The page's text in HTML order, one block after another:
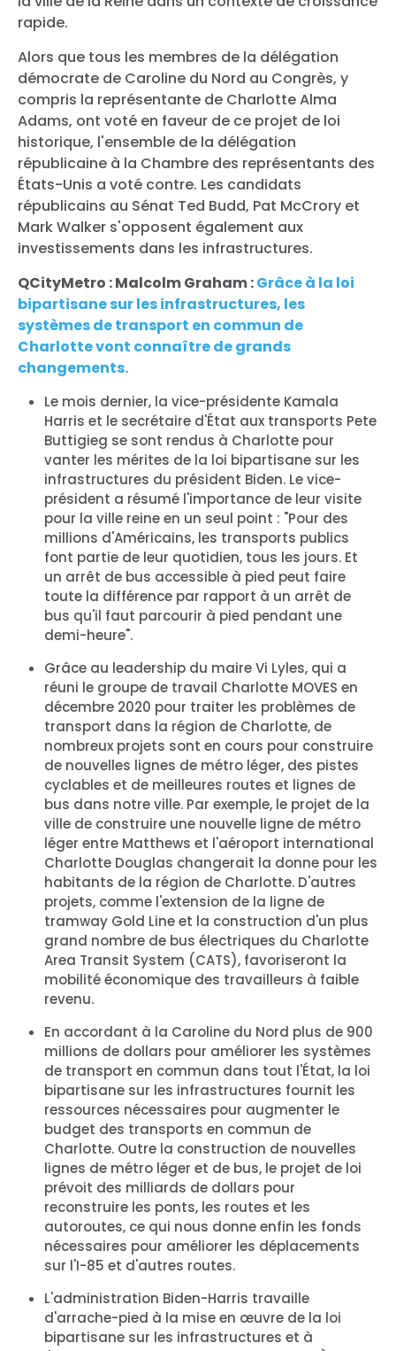
rapide.
Alors que tous les membres de la délégation
démocrate de Caroline du Nord au Congrès, y
compris la représentante de Charlotte Alma
Adams, ont voté en faveur de ce projet de loi
historique, l'ensemble de la délégation
républicaine à la Chambre des représentants des
États-Unis a voté contre. Les candidats
républicains au Sénat Ted Budd, Pat McCrory et
Mark Walker s'opposent également aux
investissements dans les infrastructures.
QCityMetro : Malcolm Graham :Grâce à la loi
bipartisane sur les infrastructures, les
systèmes de transport en commun de
Charlotte vont connaître de grands
changements.
Le mois dernier, la vice-présidente Kamala
Harris et le secrétaire d'État aux transports Pete
Buttigieg se sont rendus à Charlotte pour
vanter les mérites de la loi bipartisane sur les
infrastructures du président Biden. Le vice-
président a résumé l'importance de leur visite
pour la ville reine en un seul point : "Pour des
millions d'Américains, les transports publics
font partie de leur quotidien, tous les jours. Et
un arrêt de bus accessible à pied peut faire
toute la différence par rapport à un arrêt de
bus qu'il faut parcourir à pied pendant une
demi-heure".
Grâce au leadership du maire Vi Lyles, qui a
réuni le groupe de travail Charlotte MOVES en
décembre 2020 pour traiter les problèmes de
transport dans la région de Charlotte, de
nombreux projets sont en cours pour construire
de nouvelles lignes de métro léger, des pistes
cyclables et de meilleures routes et lignes de
bus dans notre ville. Par exemple, le projet de la
ville de construire une nouvelle ligne de métro
léger entre Matthews et l'aéroport international
Charlotte Douglas changerait la donne pour les
habitants de la région de Charlotte. D'autres
projets, comme l'extension de la ligne de
tramway Gold Line et la construction d'un plus
grand nombre de bus électriques du Charlotte
Area Transit System (CATS), favoriseront la
mobilité économique des travailleurs à faible
revenu.
En accordant à la Caroline du Nord plus de 900
millions de dollars pour améliorer les systèmes
de transport en commun dans tout l'État, la loi
bipartisane sur les infrastructures fournit les
ressources nécessaires pour augmenter le
budget des transports en commun de
Charlotte. Outre la construction de nouvelles
lignes de métro léger et de bus, le projet de loi
prévoit des milliards de dollars pour
reconstruire les ponts, les routes et les
autoroutes, ce qui nous donne enfin les fonds
nécessaires pour améliorer les déplacements
sur l'I-85 et d'autres routes.
L'administration Biden-Harris travaille
d'arrache-pied à la mise en œuvre de la loi
bipartisane sur les infrastructures et à